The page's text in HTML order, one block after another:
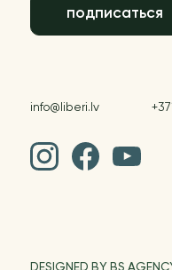
подписаться
info@liberi.lv
DESIGNED BY BS